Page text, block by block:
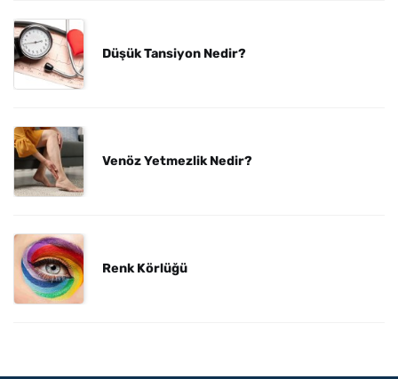
Düşük Tansiyon Nedir?
Venöz Yetmezlik Nedir?
Renk Körlüğü